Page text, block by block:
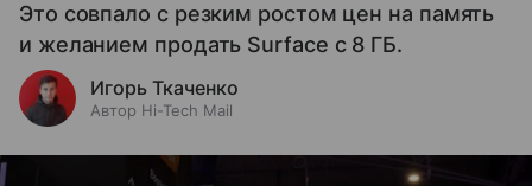
Это совпало с резким ростом цен на память
и желанием продать Surface с 8 ГБ.
Игорь Ткаченко
Автор Hi-Tech Mail